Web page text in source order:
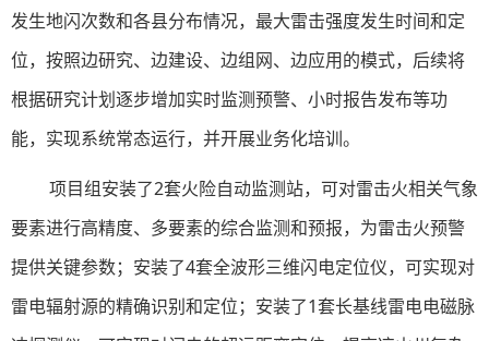
发生地闪次数和各县分布情况，最大雷击强度发生时间和定
位，按照边研究、边建设、边组网、边应用的模式，后续将
根据研究计划逐步增加实时监测预警、小时报告发布等功
能，实现系统常态运行，并开展业务化培训。
项目组安装了2套火险自动监测站，可对雷击火相关气象
要素进行高精度、多要素的综合监测和预报，为雷击火预警
提供关键参数；安装了4套全波形三维闪电定位仪，可实现对
雷电辐射源的精确识别和定位；安装了1套长基线雷电电磁脉